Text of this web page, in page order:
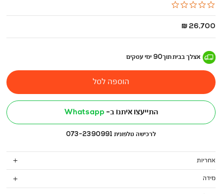
החל
26,700 ₪
אצלך בביתתוך90 ימי עסקים
הוספה לסל
התייעצו איתנו ב- Whatsapp
לרכישה טלפונית 073-2390991
אחריות
מידה